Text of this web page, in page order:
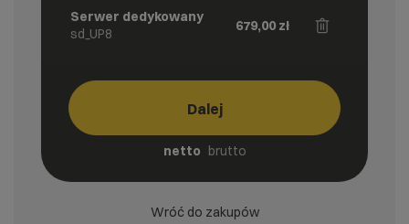
Serwer dedykowany
sd_UP8
679,00 zł
Dalej
netto brutto
Wróć do zakupów